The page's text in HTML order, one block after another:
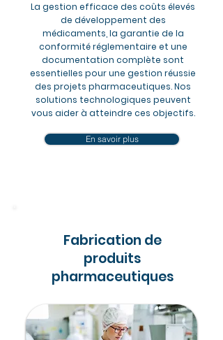
La gestion efficace des coûts élevés
de développement des
médicaments, la garantie de la
conformité réglementaire et une
documentation complète sont
essentielles pour une gestion réussie
des projets pharmaceutiques. Nos
solutions technologiques peuvent
vous aider à atteindre ces objectifs.
En savoir plus
Fabrication de
produits
pharmaceutiques